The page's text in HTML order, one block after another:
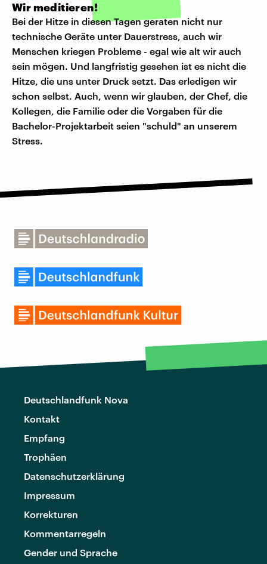
Wir meditieren!
Bei der Hitze in diesen Tagen geraten nicht nur
technische Geräte unter Dauerstress, auch wir
Menschen kriegen Probleme - egal wie alt wir auch
sein mögen. Und langfristig gesehen ist es nicht die
Hitze, die uns unter Druck setzt. Das erledigen wir
schon selbst. Auch, wenn wir glauben, der Chef, die
Kollegen, die Familie oder die Vorgaben für die
Bachelor-Projektarbeit seien "schuld" an unserem
Stress.
Deutschlandfunk Nova
Kontakt
Empfang
Trophäen
Datenschutzerklärung
Impressum
Korrekturen
Kommentarregeln
Gender und Sprache